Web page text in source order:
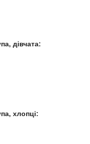
дівчата:
хлопці: